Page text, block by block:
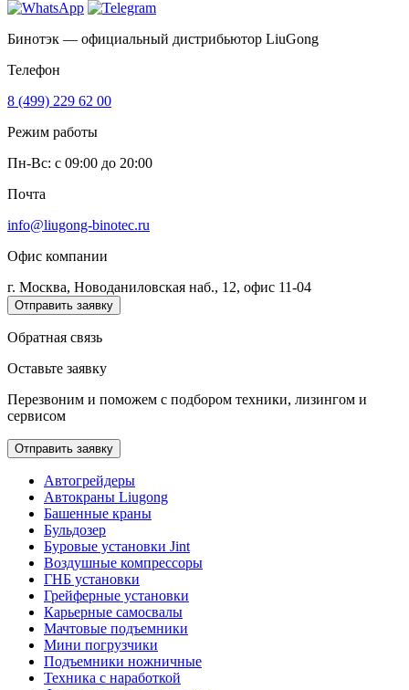
Бинотэк — официальный дистрибьютор LiuGong
Телефон
8 (499) 229 62 00
Режим работы
Пн-Вс: c 09:00 до 20:00
Почта
info@liugong-binotec.ru
Офис компании
г. Москва, Новоданиловская наб., 12, офис 11-04
Отправить заявку
Обратная связь
Оставьте заявку
Перезвоним и поможем с подбором техники, лизингом и
сервисом
Отправить заявку
Автогрейдеры
Автокраны Liugong
Башенные краны
Бульдозер
Буровые установки Jint
Воздушные компрессоры
ГНБ установки
Грейферные установки
Карьерные самосвалы
Мачтовые подъемники
Мини погрузчики
Подъемники ножничные
Техника с наработкой